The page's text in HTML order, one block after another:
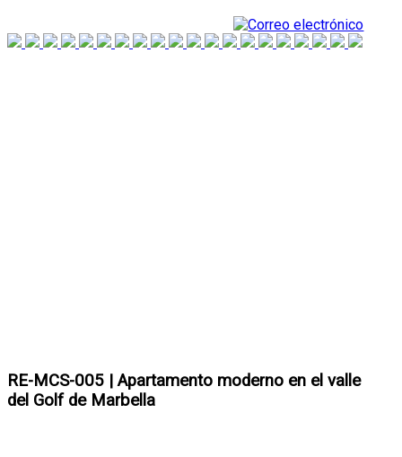
RE-MCS-005 | Apartamento moderno en el valle
del Golf de Marbella